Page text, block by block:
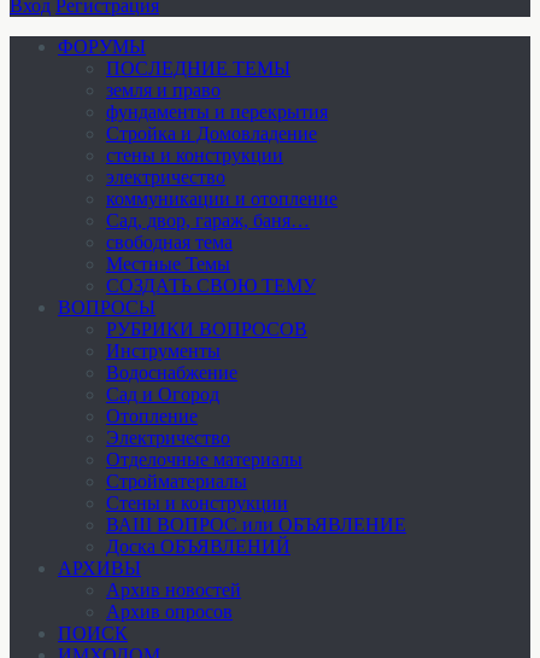
Вход Регистрация
ФОРУМЫ
ПОСЛЕДНИЕ ТЕМЫ
земля и право
фундаменты и перекрытия
Стройка и Домовладение
стены и конструкции
электричество
коммуникации и отопление
Cад, двор, гараж, баня…
свободная тема
Местные Темы
СОЗДАТЬ СВОЮ ТЕМУ
ВОПРОСЫ
РУБРИКИ ВОПРОСОВ
Инструменты
Водоснабжение
Сад и Огород
Отопление
Электричество
Отделочные материалы
Стройматериалы
Стены и конструкции
ВАШ ВОПРОС или ОБЪЯВЛЕНИЕ
Доска ОБЪЯВЛЕНИЙ
АРХИВЫ
Архив новостей
Архив опросов
ПОИСК